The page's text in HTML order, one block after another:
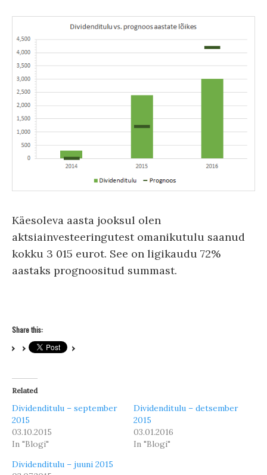
Käesoleva aasta jooksul olen
aktsiainvesteeringutest omanikutulu saanud
kokku 3 015 eurot. See on ligikaudu 72%
aastaks prognoositud summast.
Share this:
Related
Dividenditulu – september
2015
03.10.2015
In "Blogi"
Dividenditulu – detsember
2015
03.01.2016
In "Blogi"
Dividenditulu – juuni 2015